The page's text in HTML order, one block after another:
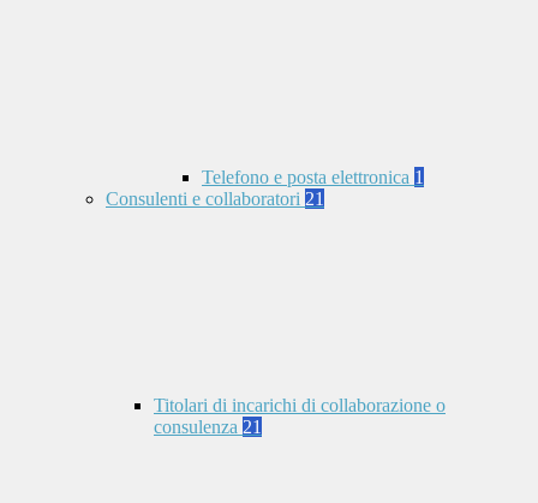
Telefono e posta elettronica 1
Consulenti e collaboratori 21
Titolari di incarichi di collaborazione o
consulenza 21